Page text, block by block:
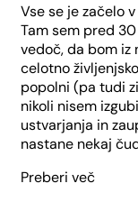
Vse se je začelo
Tam sem pred
vedoč, da bom iz
celotno
popolni (pa tudi
nikoli nisem
ustvarjanja in
nastane nekaj
Preberi več